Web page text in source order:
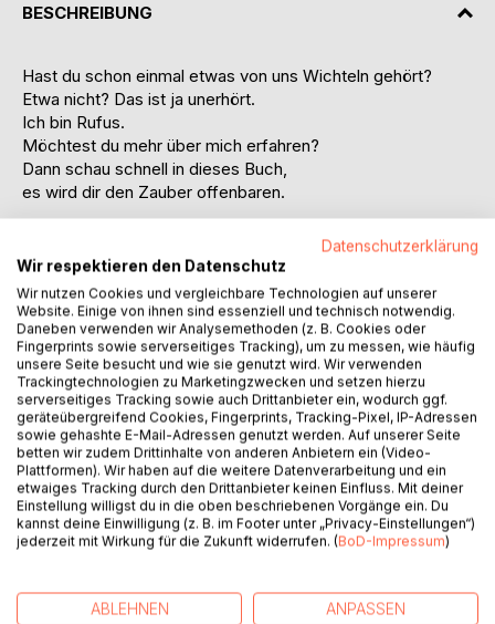
BESCHREIBUNG
Hast du schon einmal etwas von uns Wichteln gehört?
Etwa nicht? Das ist ja unerhört.
Ich bin Rufus.
Möchtest du mehr über mich erfahren?
Dann schau schnell in dieses Buch,
es wird dir den Zauber offenbaren.
Dieses Buch erzählt, am Beispiel von Rufus, wie ein
Wichteleinzug funktioniert. Wenn ihr mögt, könnt ihr es
begleitend zum Einzug lesen. Beispielsweise könnt ihr
gemeinsam einen ´Wichtelschein´ basteln. Am nächsten
Tag könnte dann die Baustelle stehen und kurze Zeit später
die Tür erscheinen und der erste Brief kommen.
Folgendes Material solltet ihr dann schon zuhause haben,
bevor ihr das Buch lest.
Material um einen Wichtelschein zu basteln
Baustellenmaterial
Wichteltür
Weißes Blatt und Stifte
Die ersten Briefe, die der Wichtel bringen soll
Datenschutzerklärung
Wir respektieren den Datenschutz
Wir nutzen Cookies und vergleichbare Technologien auf unserer
Website. Einige von ihnen sind essenziell und technisch notwendig.
Daneben verwenden wir Analysemethoden (z. B. Cookies oder
Fingerprints sowie serverseitiges Tracking), um zu messen, wie häufig
unsere Seite besucht und wie sie genutzt wird. Wir verwenden
Trackingtechnologien zu Marketingzwecken und setzen hierzu
serverseitiges Tracking sowie auch Drittanbieter ein, wodurch ggf.
geräteübergreifend Cookies, Fingerprints, Tracking-Pixel, IP-Adressen
sowie gehashte E-Mail-Adressen genutzt werden. Auf unserer Seite
betten wir zudem Drittinhalte von anderen Anbietern ein (Video-
Plattformen). Wir haben auf die weitere Datenverarbeitung und ein
etwaiges Tracking durch den Drittanbieter keinen Einfluss. Mit deiner
Einstellung willigst du in die oben beschriebenen Vorgänge ein. Du
kannst deine Einwilligung (z. B. im Footer unter „Privacy-Einstellungen“)
jederzeit mit Wirkung für die Zukunft widerrufen. (BoD-Impressum)
ABLEHNEN ANPASSEN